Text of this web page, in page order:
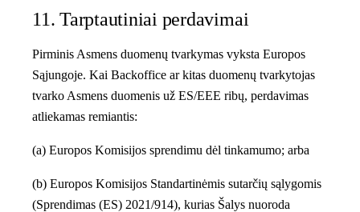
11. Tarptautiniai perdavimai
Pirminis Asmens duomenų tvarkymas vyksta Europos
Sąjungoje. Kai Backoffice ar kitas duomenų tvarkytojas
tvarko Asmens duomenis už ES/EEE ribų, perdavimas
atliekamas remiantis:
(a) Europos Komisijos sprendimu dėl tinkamumo; arba
(b) Europos Komisijos Standartinėmis sutarčių sąlygomis
(Sprendimas (ES) 2021/914), kurias Šalys nuoroda